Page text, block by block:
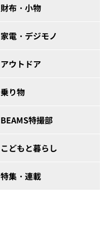
財布・小物
家電・デジモノ
アウトドア
乗り物
BEAMS特撮部
こどもと暮らし
特集・連載